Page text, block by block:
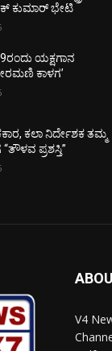
ಕುಮಾರ್ ಭೇಟಿ
ಯಕ್ಷಗಾನ
ಕಾಳಗ’
ಕಲಾ ನಿರ್ದೇಶಕ ತಮ್ಮ
ಪ್ರಶಸ್ತಿ”
V4